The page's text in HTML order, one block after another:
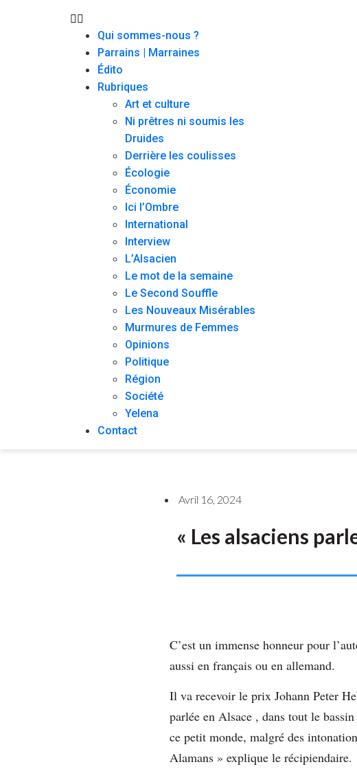
Qui sommes-nous ?
Parrains | Marraines
Édito
Rubriques
Art et culture
Ni prêtres ni soumis les
Druides
Derrière les coulisses
Écologie
Économie
Ici l’Ombre
International
Interview
L’Alsacien
Le mot de la semaine
Le Second Souffle
Les Nouveaux Misérables
Murmures de Femmes
Opinions
Politique
Région
Société
Yelena
Contact
Avril 16, 2024
« Les alsaciens
C’est un immense honneur pour
aussi en français ou en allemand.
Il va recevoir le prix Johann Peter
parlée en Alsace , dans tout le
ce petit monde, malgré des
Alamans » explique le récipiendaire.